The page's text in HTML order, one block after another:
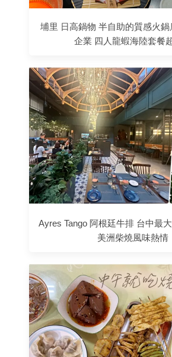
埔里 日高鍋物 半自助的質感火鍋
企業 四人龍蝦海陸套餐
Ayres Tango 阿根廷牛排 台中最
美洲柴燒風味熱情